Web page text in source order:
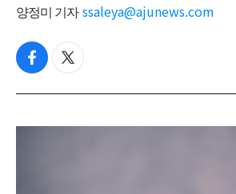
양정미 기자 ssaleya@ajunews.com
f
c
b
t
i
t